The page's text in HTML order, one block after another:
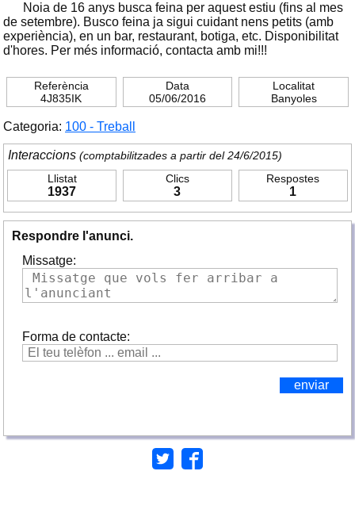
Noia de 16 anys busca feina per aquest estiu (fins al mes
de setembre). Busco feina ja sigui cuidant nens petits (amb
experiència), en un bar, restaurant, botiga, etc. Disponibilitat
d'hores. Per més informació, contacta amb mi!!!
Referència
4J835IK
Data
05/06/2016
Localitat
Banyoles
Categoria: 100 - Treball
Interaccions (comptabilitzades a partir del 24/6/2015)
Llistat
1937
Clics
3
Respostes
1
Respondre l'anunci.
Missatge:
Forma de contacte: